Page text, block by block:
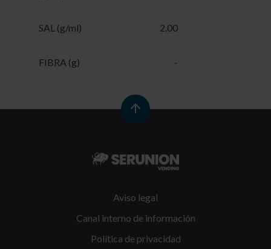
SAL (g/ml) 2.00
FIBRA (g) -
Aviso legal
Canal interno de información
Política de privacidad